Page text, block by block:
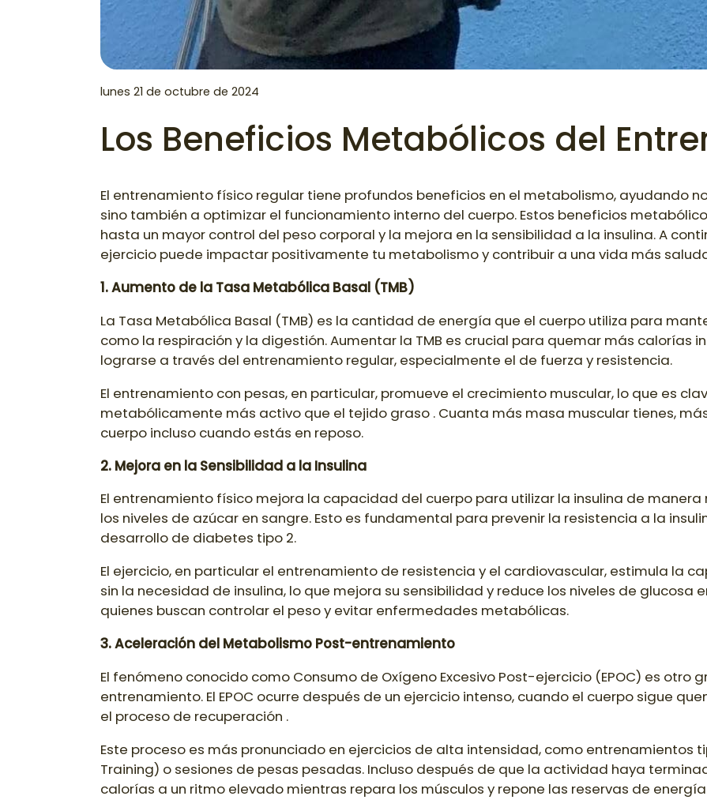
lunes 21 de octubre de 2024
Los Beneficios Metabólicos del
El entrenamiento físico regular tiene profundos beneficios en el metabolismo, ayudando
sino también a optimizar el funcionamiento interno del cuerpo. Estos beneficios
hasta un mayor control del peso corporal y la mejora en la sensibilidad a la insulina. A
ejercicio puede impactar positivamente tu metabolismo y contribuir a una vida más
1. Aumento de la Tasa Metabólica Basal (TMB)
La Tasa Metabólica Basal (TMB) es la cantidad de energía que el cuerpo utiliza para
como la respiración y la digestión. Aumentar la TMB es crucial para quemar más calorías
lograrse a través del entrenamiento regular, especialmente el de fuerza y resistencia.
El entrenamiento con pesas, en particular, promueve el crecimiento muscular, lo que es
metabólicamente más activo que el tejido graso . Cuanta más masa muscular tienes,
cuerpo incluso cuando estás en reposo.
2. Mejora en la Sensibilidad a la Insulina
El entrenamiento físico mejora la capacidad del cuerpo para utilizar la insulina de
los niveles de azúcar en sangre. Esto es fundamental para prevenir la resistencia a la
desarrollo de diabetes tipo 2.
El ejercicio, en particular el entrenamiento de resistencia y el cardiovascular, estimula la
sin la necesidad de insulina, lo que mejora su sensibilidad y reduce los niveles de glucosa
quienes buscan controlar el peso y evitar enfermedades metabólicas.
3. Aceleración del Metabolismo Post-entrenamiento
El fenómeno conocido como Consumo de Oxígeno Excesivo Post-ejercicio (EPOC) es otro
entrenamiento. El EPOC ocurre después de un ejercicio intenso, cuando el cuerpo sigue
el proceso de recuperación .
Este proceso es más pronunciado en ejercicios de alta intensidad, como entrenamientos
Training) o sesiones de pesas pesadas. Incluso después de que la actividad haya
calorías a un ritmo elevado mientras repara los músculos y repone las reservas de